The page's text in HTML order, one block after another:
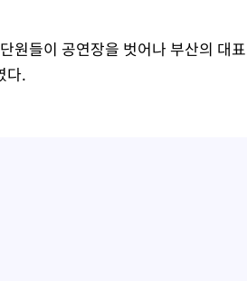
원들이 공연장을 벗어나 부산의 대표
다.